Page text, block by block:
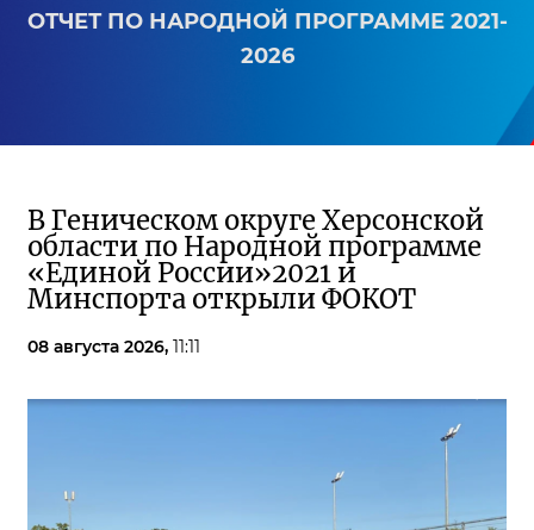
ОТЧЕТ ПО НАРОДНОЙ ПРОГРАММЕ 2021-
2026
В Геническом округе Херсонской
области по Народной программе
«Единой России»2021 и
Минспорта открыли ФОКОТ
08 августа 2026, 11:11